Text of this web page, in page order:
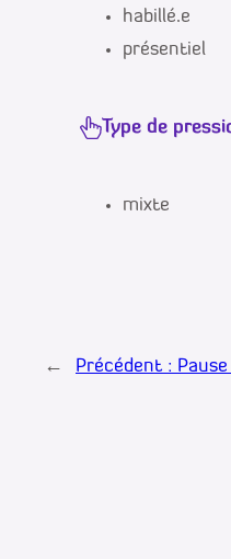
habillé.e
présentiel
Type de
mixte
← Précédent :